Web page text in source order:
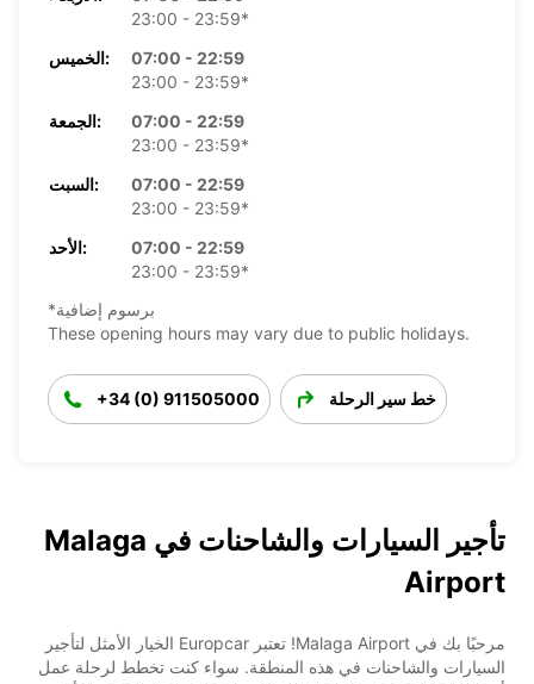
23:00 - 23:59*
الخميس:
07:00 - 22:59
23:00 - 23:59*
الجمعة:
07:00 - 22:59
23:00 - 23:59*
السبت:
07:00 - 22:59
23:00 - 23:59*
الأحد:
07:00 - 22:59
23:00 - 23:59*
*برسوم إضافية
These opening hours may vary due to public holidays.
+34 (0) 911505000 خط سير الرحلة
تأجير السيارات والشاحنات في Malaga
Airport
مرحبًا بك في Malaga Airport! تعتبر Europcar الخيار الأمثل لتأجير
السيارات والشاحنات في هذه المنطقة. سواء كنت تخطط لرحلة عمل